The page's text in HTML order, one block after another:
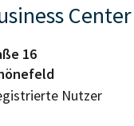
16
Nutzer